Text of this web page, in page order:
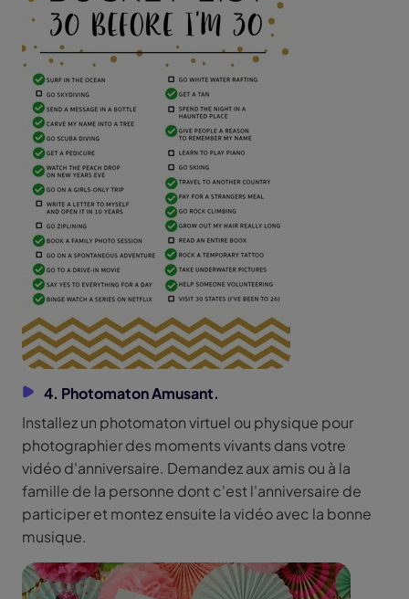
4. Photomaton Amusant.
Installez un photomaton virtuel ou physique pour
photographier des moments vivants dans votre
vidéo d'anniversaire. Demandez aux amis ou à la
famille de la personne dont c'est l'anniversaire de
participer et montez ensuite la vidéo avec la bonne
musique.